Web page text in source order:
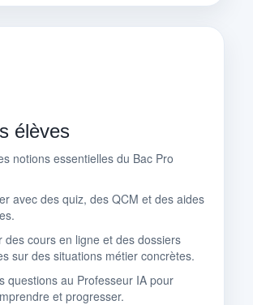
élèves
notions essentielles du Bac Pro
avec des quiz, des QCM et des aides
des cours en ligne et des dossiers
sur des situations métier concrètes.
questions au Professeur IA pour
et progresser.